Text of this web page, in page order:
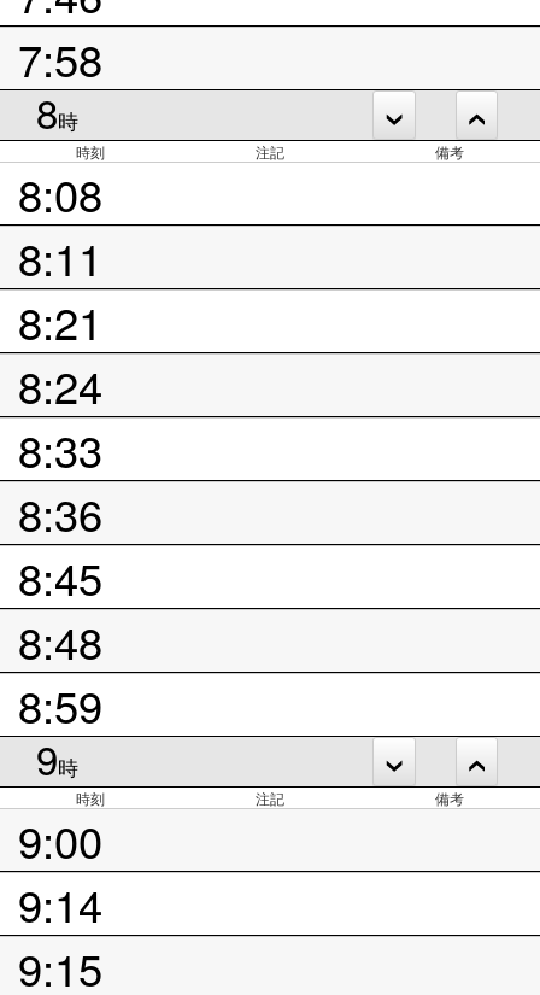
7:58
8時
時刻 注記 備考
8:08
8:11
8:21
8:24
8:33
8:36
8:45
8:48
8:59
9時
時刻 注記 備考
9:00
9:14
9:15